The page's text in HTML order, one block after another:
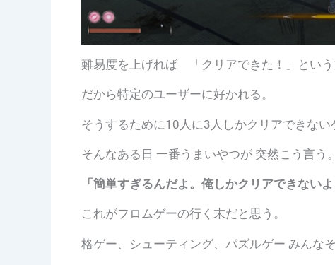
難易度を上げれば 「クリアできた！」という
だから特定のユーザーに好かれる。
そうするために10人に3人しかクリアできな
そんなある日 一番うまいやつが 突然こう言う。
「簡単すぎるんだよ。俺しかクリアできないよ
これがフロムゲーの行く末だと思う。
格ゲー、シューティング、パズルゲー みんなそ